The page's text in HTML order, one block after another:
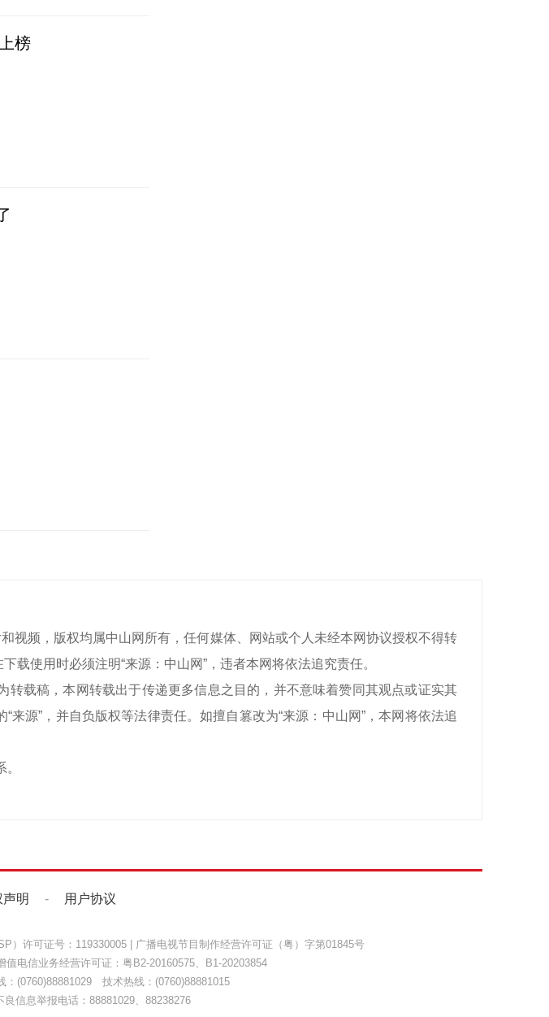
榜
视频，版权均属中山网所有，任何媒体、网站或个人未经本网协议授权不得转
使用时必须注明“来源：中山网”，违者本网将依法追究责任。
转载稿，本网转载出于传递更多信息之目的，并不意味着赞同其观点或证实其
源”，并自负版权等法律责任。如擅自篡改为“来源：中山网”，本网将依法追
声明 - 用户协议
）许可证号：119330005 | 广播电视节目制作经营许可证（粤）字第01845号
值电信业务经营许可证： 粤B2-20160575、 B1-20203854
(0760)88881029 技术热线：(0760)88881015
信息举报电话：88881029、88238276